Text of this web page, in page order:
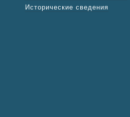
Исторические сведения